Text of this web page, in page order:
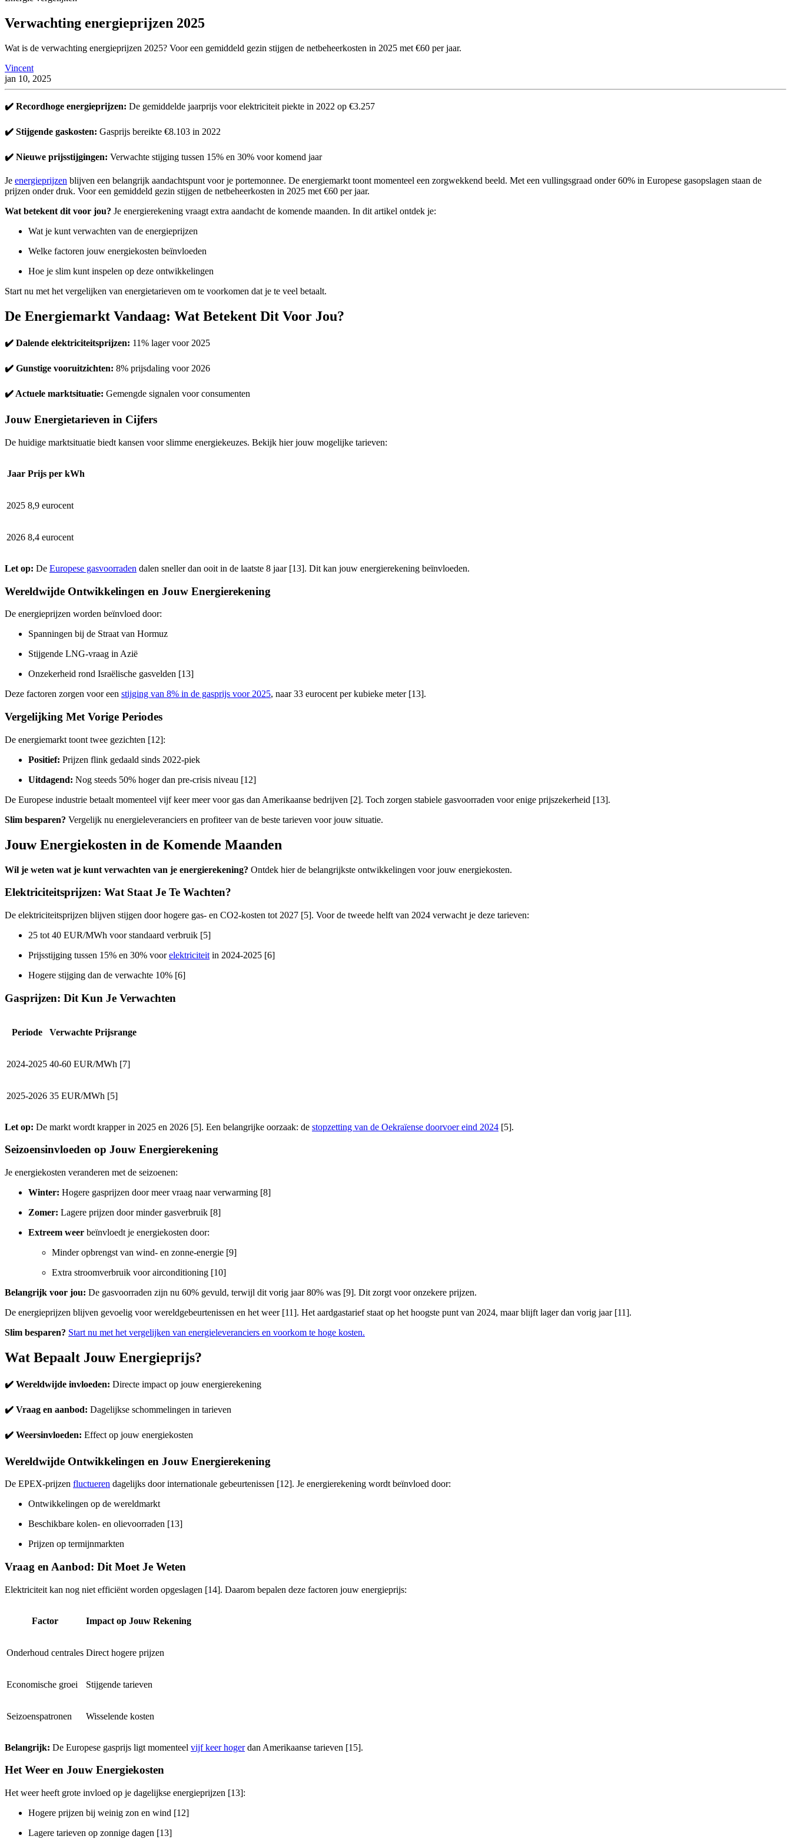
Verwachting energieprijzen 2025
Wat is de verwachting energieprijzen 2025? Voor een gemiddeld gezin stijgen de netbeheerkosten in 2025 met €60 per jaar.
Vincent
jan 10, 2025
✔️ Recordhoge energieprijzen: De gemiddelde jaarprijs voor elektriciteit piekte in 2022 op €3.257
✔️ Stijgende gaskosten: Gasprijs bereikte €8.103 in 2022
✔️ Nieuwe prijsstijgingen: Verwachte stijging tussen 15% en 30% voor komend jaar
Je energieprijzen blijven een belangrijk aandachtspunt voor je portemonnee. De energiemarkt toont momenteel een zorgwekkend beeld. Met een vullingsgraad onder 60% in Europese gasopslagen staan de
prijzen onder druk. Voor een gemiddeld gezin stijgen de netbeheerkosten in 2025 met €60 per jaar.
Wat betekent dit voor jou? Je energierekening vraagt extra aandacht de komende maanden. In dit artikel ontdek je:
Wat je kunt verwachten van de energieprijzen
Welke factoren jouw energiekosten beïnvloeden
Hoe je slim kunt inspelen op deze ontwikkelingen
Start nu met het vergelijken van energietarieven om te voorkomen dat je te veel betaalt.
De Energiemarkt Vandaag: Wat Betekent Dit Voor Jou?
✔️ Dalende elektriciteitsprijzen: 11% lager voor 2025
✔️ Gunstige vooruitzichten: 8% prijsdaling voor 2026
✔️ Actuele marktsituatie: Gemengde signalen voor consumenten
Jouw Energietarieven in Cijfers
De huidige marktsituatie biedt kansen voor slimme energiekeuzes. Bekijk hier jouw mogelijke tarieven:
Jaar Prijs per kWh
2025 8,9 eurocent
2026 8,4 eurocent
Let op: De Europese gasvoorraden dalen sneller dan ooit in de laatste 8 jaar [13]. Dit kan jouw energierekening beïnvloeden.
Wereldwijde Ontwikkelingen en Jouw Energierekening
De energieprijzen worden beïnvloed door:
Spanningen bij de Straat van Hormuz
Stijgende LNG-vraag in Azië
Onzekerheid rond Israëlische gasvelden [13]
Deze factoren zorgen voor een stijging van 8% in de gasprijs voor 2025, naar 33 eurocent per kubieke meter [13].
Vergelijking Met Vorige Periodes
De energiemarkt toont twee gezichten [12]:
Positief: Prijzen flink gedaald sinds 2022-piek
Uitdagend: Nog steeds 50% hoger dan pre-crisis niveau [12]
De Europese industrie betaalt momenteel vijf keer meer voor gas dan Amerikaanse bedrijven [2]. Toch zorgen stabiele gasvoorraden voor enige prijszekerheid [13].
Slim besparen? Vergelijk nu energieleveranciers en profiteer van de beste tarieven voor jouw situatie.
Jouw Energiekosten in de Komende Maanden
Wil je weten wat je kunt verwachten van je energierekening? Ontdek hier de belangrijkste ontwikkelingen voor jouw energiekosten.
Elektriciteitsprijzen: Wat Staat Je Te Wachten?
De elektriciteitsprijzen blijven stijgen door hogere gas- en CO2-kosten tot 2027 [5]. Voor de tweede helft van 2024 verwacht je deze tarieven:
25 tot 40 EUR/MWh voor standaard verbruik [5]
Prijsstijging tussen 15% en 30% voorelektriciteit in 2024-2025 [6]
Hogere stijging dan de verwachte 10% [6]
Gasprijzen: Dit Kun Je Verwachten
Periode Verwachte Prijsrange
2024-2025 40-60 EUR/MWh [7]
2025-2026 35 EUR/MWh [5]
Let op: De markt wordt krapper in 2025 en 2026 [5]. Een belangrijke oorzaak: de stopzetting van de Oekraïense doorvoer eind 2024 [5].
Seizoensinvloeden op Jouw Energierekening
Je energiekosten veranderen met de seizoenen:
Winter: Hogere gasprijzen door meer vraag naar verwarming [8]
Zomer: Lagere prijzen door minder gasverbruik [8]
Extreem weer beïnvloedt je energiekosten door:
Minder opbrengst van wind- en zonne-energie [9]
Extra stroomverbruik voor airconditioning [10]
Belangrijk voor jou: De gasvoorraden zijn nu 60% gevuld, terwijl dit vorig jaar 80% was [9]. Dit zorgt voor onzekere prijzen.
De energieprijzen blijven gevoelig voor wereldgebeurtenissen en het weer [11]. Het aardgastarief staat op het hoogste punt van 2024, maar blijft lager dan vorig jaar [11].
Slim besparen? Start nu met het vergelijken van energieleveranciers en voorkom te hoge kosten.
Wat Bepaalt Jouw Energieprijs?
✔️ Wereldwijde invloeden: Directe impact op jouw energierekening
✔️ Vraag en aanbod: Dagelijkse schommelingen in tarieven
✔️ Weersinvloeden: Effect op jouw energiekosten
Wereldwijde Ontwikkelingen en Jouw Energierekening
De EPEX-prijzen fluctueren dagelijks door internationale gebeurtenissen [12]. Je energierekening wordt beïnvloed door:
Ontwikkelingen op de wereldmarkt
Beschikbare kolen- en olievoorraden [13]
Prijzen op termijnmarkten
Vraag en Aanbod: Dit Moet Je Weten
Elektriciteit kan nog niet efficiënt worden opgeslagen [14]. Daarom bepalen deze factoren jouw energieprijs:
Factor Impact op Jouw Rekening
Onderhoud centrales Direct hogere prijzen
Economische groei Stijgende tarieven
Seizoenspatronen Wisselende kosten
Belangrijk: De Europese gasprijs ligt momenteel vijf keer hogerdan Amerikaanse tarieven [15].
Het Weer en Jouw Energiekosten
Het weer heeft grote invloed op je dagelijkse energieprijzen [13]:
Hogere prijzen bij weinig zon en wind [12]
Lagere tarieven op zonnige dagen [13]